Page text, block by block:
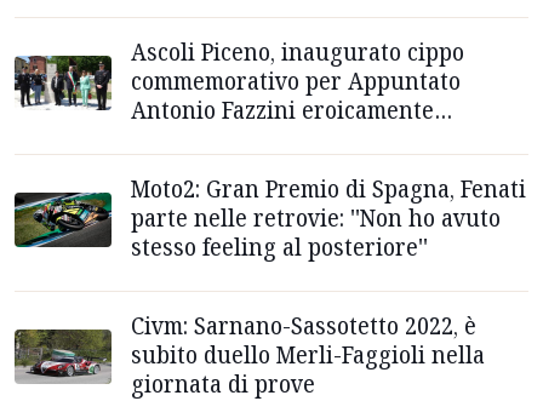
Ascoli Piceno, inaugurato cippo
commemorativo per Appuntato
Antonio Fazzini eroicamente
Moto2: Gran Premio di Spagna, Fenati
parte nelle retrovie: ''Non ho avuto
stesso feeling al posteriore''
Civm: Sarnano-Sassotetto 2022, è
subito duello Merli-Faggioli nella
giornata di prove